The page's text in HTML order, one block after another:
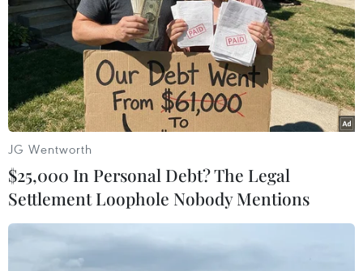
JG Wentworth
$25,000 In Personal Debt? The Legal
Settlement Loophole Nobody Mentions